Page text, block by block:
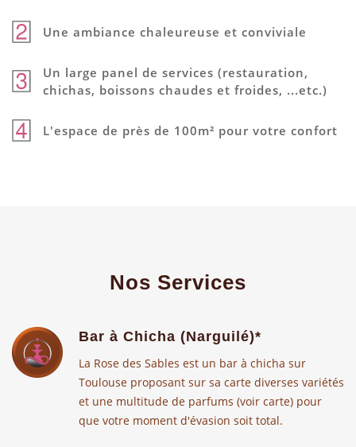
Une ambiance chaleureuse et conviviale
Un large panel de services (restauration,
chichas, boissons chaudes et froides, ...etc.)
L'espace de près de 100m² pour votre confort
Nos Services
Bar à Chicha (Narguilé)*
La Rose des Sables est un bar à chicha sur
Toulouse proposant sur sa carte diverses variétés
et une multitude de parfums (voir carte) pour
que votre moment d'évasion soit total.